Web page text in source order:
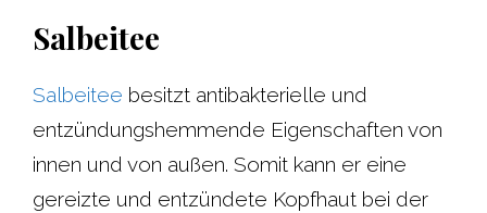
Salbeitee
Salbeitee besitzt antibakterielle und
entzündungshemmende Eigenschaften von
innen und von außen. Somit kann er eine
gereizte und entzündete Kopfhaut bei der